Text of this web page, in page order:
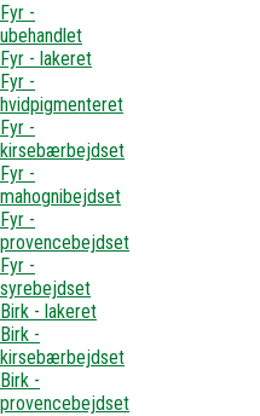
Fyr -
ubehandlet
Fyr - lakeret
Fyr -
hvidpigmenteret
Fyr -
kirsebærbejdset
Fyr -
mahognibejdset
Fyr -
provencebejdset
Fyr -
syrebejdset
Birk - lakeret
Birk -
kirsebærbejdset
Birk -
provencebejdset